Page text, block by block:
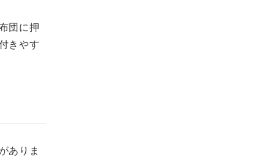
団に押
きやす
ありま